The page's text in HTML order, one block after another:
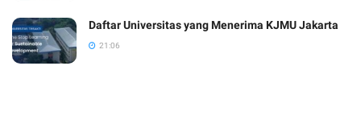
Daftar Universitas yang Menerima KJMU Jakarta
21:06